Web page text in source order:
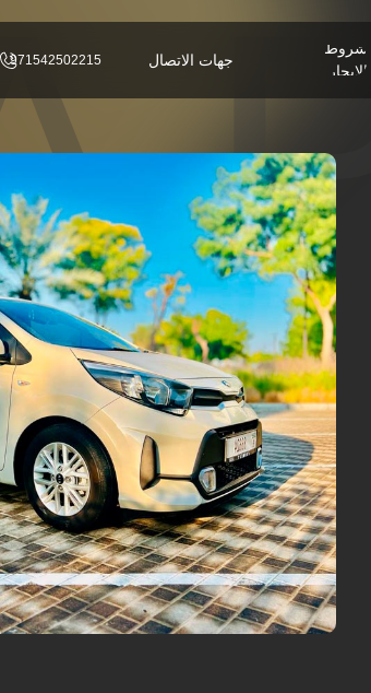
شروط
الإيجار
جهات الاتصال 971542502215